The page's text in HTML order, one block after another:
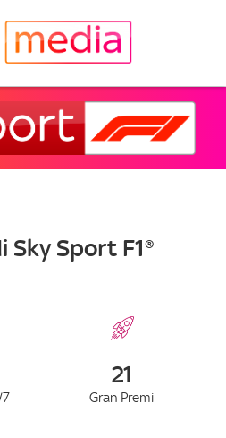
Sky Sport F1®
21
Gran Premi